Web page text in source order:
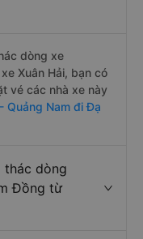
dòng xe
Xuân Hải, bạn có
vé các nhà xe này
Quảng Nam đi Đạ
thác dòng
Đồng từ